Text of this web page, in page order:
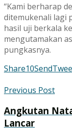
“Kami berharap
ditemukenali lagi
hasil uji berkala
mengutamakan
pungkasnya.
Share10Send
Previous Post
Angkutan
Lancar